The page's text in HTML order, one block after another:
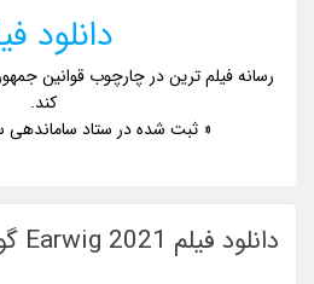
دانلود
رسانه فیلم ترین در چارچوب قوانین
کند.
« ثبت شده در ستاد ساماندهی
دانلود فیلم Earwig 2021 گوش خیزک